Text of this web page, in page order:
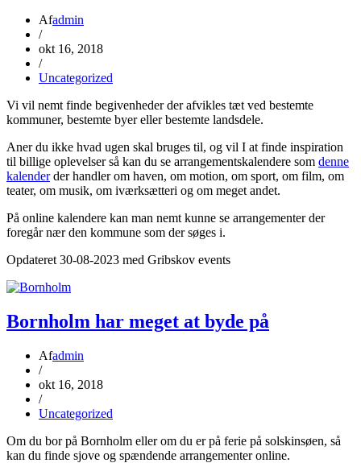
Afadmin
/
okt 16, 2018
/
Uncategorized
Vi vil nemt finde begivenheder der afvikles tæt ved bestemte
kommuner, bestemte byer eller bestemte landsdele.
Aner du ikke hvad ugen skal bruges til, og vil I at finde inspiration
til billige oplevelser så kan du se arrangementskalendere som denne
kalenderder handler om haven, om motion, om sport, om film, om
teater, om musik, om iværksætteri og om meget andet.
På online kalendere kan man nemt kunne se arrangementer der
foregår nær den kommune som der søges i.
Opdateret 30-08-2023 med Gribskov events
Bornholm har meget at byde på
Afadmin
/
okt 16, 2018
/
Uncategorized
Om du bor på Bornholm eller om du er på ferie på solskinsøen, så
kan du finde sjove og spændende arrangementer online.